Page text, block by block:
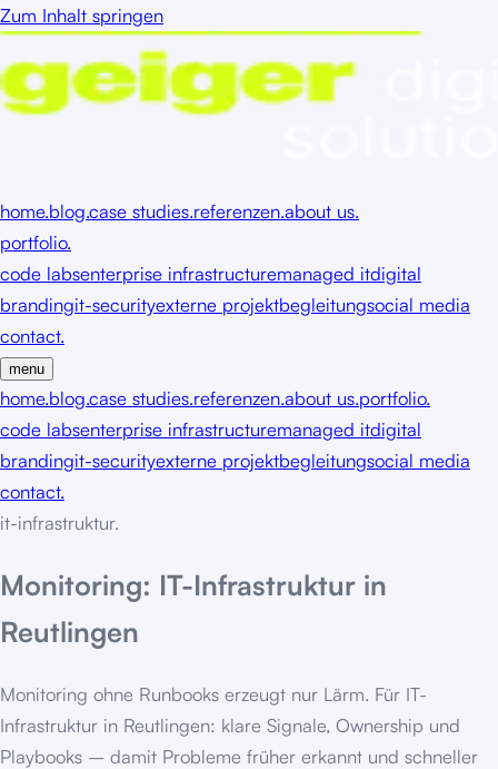
Zum Inhalt springen
home.blog.case studies.referenzen.about us.
portfolio.
code labsenterprise infrastructuremanaged itdigital
brandingit-securityexterne projektbegleitungsocial media
contact.
menu
home.blog.case studies.referenzen.about us.portfolio.
code labsenterprise infrastructuremanaged itdigital
brandingit-securityexterne projektbegleitungsocial media
contact.
it-infrastruktur.
Monitoring: IT-Infrastruktur in
Reutlingen
Monitoring ohne Runbooks erzeugt nur Lärm. Für IT-
Infrastruktur in Reutlingen: klare Signale, Ownership und
Playbooks – damit Probleme früher erkannt und schneller